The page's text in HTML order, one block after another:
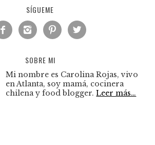
SÍGUEME
   
SOBRE MI
Mi nombre es Carolina Rojas, vivo
en Atlanta, soy mamá, cocinera
chilena y food blogger.Leer más…